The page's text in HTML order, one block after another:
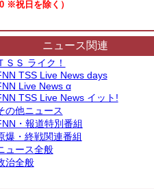
※祝日を除く）
ニュース関連
ＳＳ ライク！
TSS Live News days
Live News α
TSS Live News イット!
の他ニュース
・報道特別番組
爆・終戦関連番組
ュース全般
治全般